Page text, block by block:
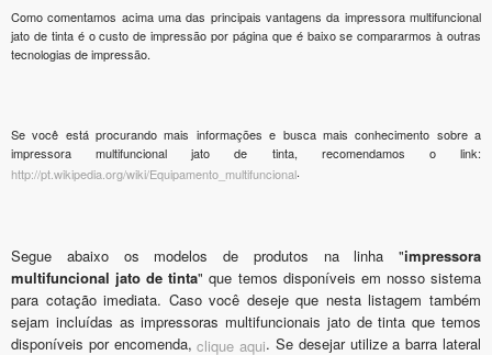
Como comentamos acima uma das principais vantagens da impressora multifuncional
jato de tinta é o custo de impressão por página que é baixo se compararmos à outras
tecnologias de impressão.
Se você está procurando mais informações e busca mais conhecimento sobre a
impressora multifuncional jato de tinta, recomendamos o link:
http://pt.wikipedia.org/wiki/Equipamento_multifuncional.
Segue abaixo os modelos de produtos na linha "impressora
multifuncional jato de tinta" que temos disponíveis em nosso sistema
para cotação imediata. Caso você deseje que nesta listagem também
sejam incluídas as impressoras multifuncionais jato de tinta que temos
disponíveis por encomenda,clique aqui. Se desejar utilize a barra lateral